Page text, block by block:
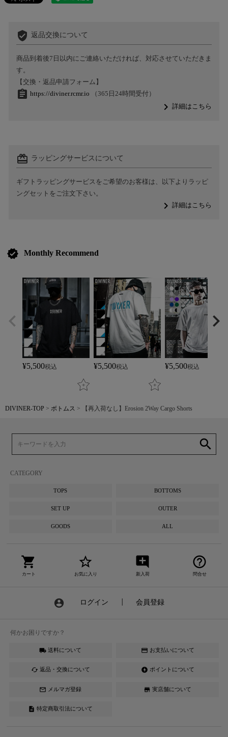
verified_user 返品交換について
商品到着後7日以内にご連絡いただければ、対応させていただきま
す。
【交換・返品申請フォーム】
assignment https://diviner.rcmr.io （365日24時間受付）
navigate_next詳細はこちら
card_giftcard ラッピングサービスについて
ギフトラッピングサービスをご希望のお客様は、以下よりラッピ
ングセットをご注文下さい。
navigate_next詳細はこちら
verified Monthly Recommend
¥5,500税込 ¥5,500税込 ¥5,500税込
DIVINER-TOP ボトムス 【再入荷なし】Erosion 2Way Cargo Shorts
search
CATEGORY
TOPS BOTTOMS
SET UP OUTER
GOODS ALL
shopping_cart
カート
star_border
お気に入り
add_comment
新入荷
help_outline
問合せ
account_circle ログイン 会員登録
何かお困りですか？
local_shipping 送料について credit_card お支払いについて
cached 返品・交換について offline_bolt ポイントについて
mail_outline メルマガ登録 store 実店舗について
description 特定商取引法について